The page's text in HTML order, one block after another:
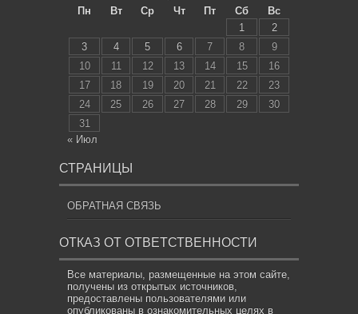
Пн
Вт Ср Чт Пт Сб
Вс
1
2
3
4 5 6 7 8
9
10
11 12 13 14 15
16
17
18 19 20 21 22
23
24
25 26 27 28 29
30
31
« Июл
СТРАНИЦЫ
ОБРАТНАЯ СВЯЗЬ
ОТКАЗ ОТ ОТВЕТСТВЕННОСТИ
Все материалы, размещенные на этом сайте,
получены из открытых источников,
предоставлены пользователями или
опубликованы в ознакомительных целях в